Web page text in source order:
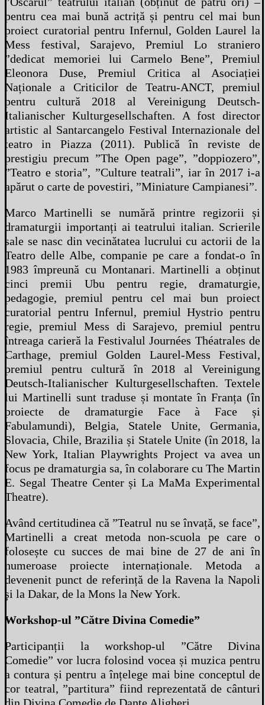
pentru cea mai bună actriță și pentru cel mai bun
proiect curatorial pentru Infernul, Golden Laurel la
Mess festival, Sarajevo, Premiul Lo straniero
”dedicat memoriei lui Carmelo Bene”, Premiul
Eleonora Duse, Premiul Critica al Asociației
Naționale a Criticilor de Teatru-ANCT, premiul
pentru cultură 2018 al Vereinigung Deutsch-
Italianischer Kulturgesellschaften. A fost director
artistic al Santarcangelo Festival Internazionale del
teatro in Piazza (2011). Publică în reviste de
prestigiu precum ”The Open page”, ”doppiozero”,
”Teatro e storia”, ”Culture teatrali”, iar în 2017 i-a
apărut o carte de povestiri, ”Miniature Campianesi”.
Marco Martinelli se numără printre regizorii și
dramaturgii importanți ai teatrului italian. Scrierile
sale se nasc din vecinătatea lucrului cu actorii de la
Teatro delle Albe, companie pe care a fondat-o în
1983 împreună cu Montanari. Martinelli a obținut
cinci premii Ubu pentru regie, dramaturgie,
pedagogie, premiul pentru cel mai bun proiect
curatorial pentru Infernul, premiul Hystrio pentru
regie, premiul Mess di Sarajevo, premiul pentru
întreaga carieră la Festivalul Journées Théatrales de
Carthage, premiul Golden Laurel-Mess Festival,
premiul pentru cultură în 2018 al Vereinigung
Deutsch-Italianischer Kulturgesellschaften. Textele
lui Martinelli sunt traduse și montate în Franța (în
proiecte de dramaturgie Face à Face și
Fabulamundi), Belgia, Statele Unite, Germania,
Slovacia, Chile, Brazilia și Statele Unite (în 2018, la
New York, Italian Playwrights Project va avea un
focus pe dramaturgia sa, în colaborare cu The Martin
E. Segal Theatre Center și La MaMa Experimental
Theatre).
Având certitudinea că ”Teatrul nu se învață, se face”,
Martinelli a creat metoda non-scuola pe care o
folosește cu succes de mai bine de 27 de ani în
numeroase proiecte internaționale. Metoda a
devenenit punct de referință de la Ravena la Napoli
și la Dakar, de la Mons la New York.
Workshop-ul ”Către Divina Comedie”
Participanții la workshop-ul ”Către Divina
Comedie” vor lucra folosind vocea și muzica pentru
a contura și pentru a înțelege mai bine conceptul de
cor teatral, ”partitura” fiind reprezentată de cânturi